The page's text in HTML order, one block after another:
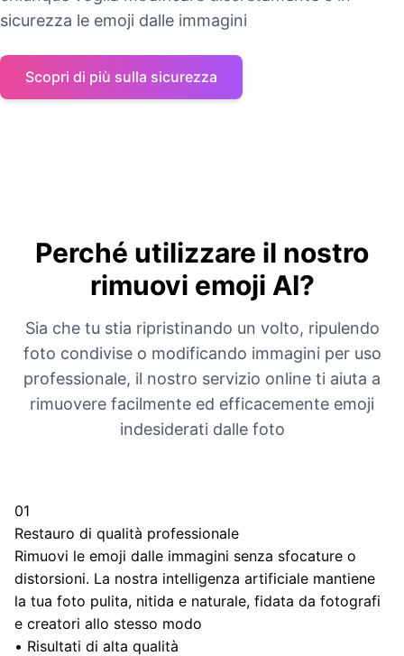
sicurezza le emoji dalle immagini
Scopri di più sulla sicurezza
Perché utilizzare il nostro
rimuovi emoji AI?
Sia che tu stia ripristinando un volto, ripulendo
foto condivise o modificando immagini per uso
professionale, il nostro servizio online ti aiuta a
rimuovere facilmente ed efficacemente emoji
indesiderati dalle foto
01
Restauro di qualità professionale
Rimuovi le emoji dalle immagini senza sfocature o
distorsioni. La nostra intelligenza artificiale mantiene
la tua foto pulita, nitida e naturale, fidata da fotografi
e creatori allo stesso modo
• Risultati di alta qualità